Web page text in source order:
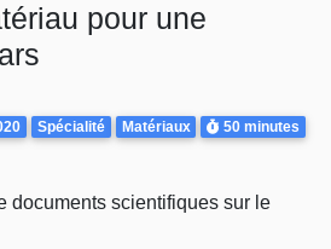
pour une
Spécialité Matériaux Durée
50 minutes
documents scientifiques sur le